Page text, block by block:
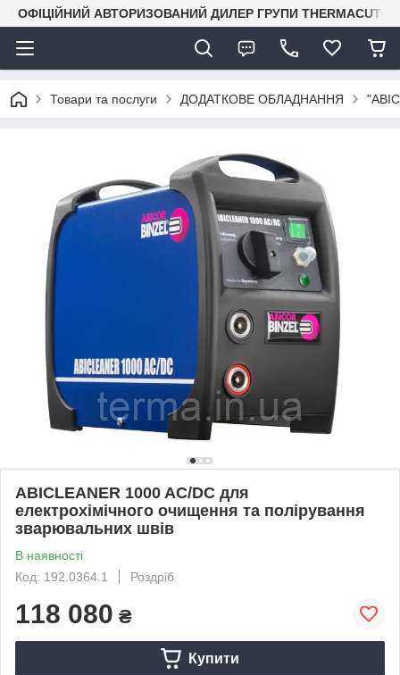
ОФІЦІЙНИЙ АВТОРИЗОВАНИЙ ДИЛЕР ГРУПИ THERMACUT® В
Товари та послуги ДОДАТКОВЕ ОБЛАДНАННЯ
ABICLEANER 1000 AC/DC для
електрохімічного очищення та полірування
зварювальних швів
В наявності
Код: 192.0364.1
Роздріб
118 080 ₴
Купити